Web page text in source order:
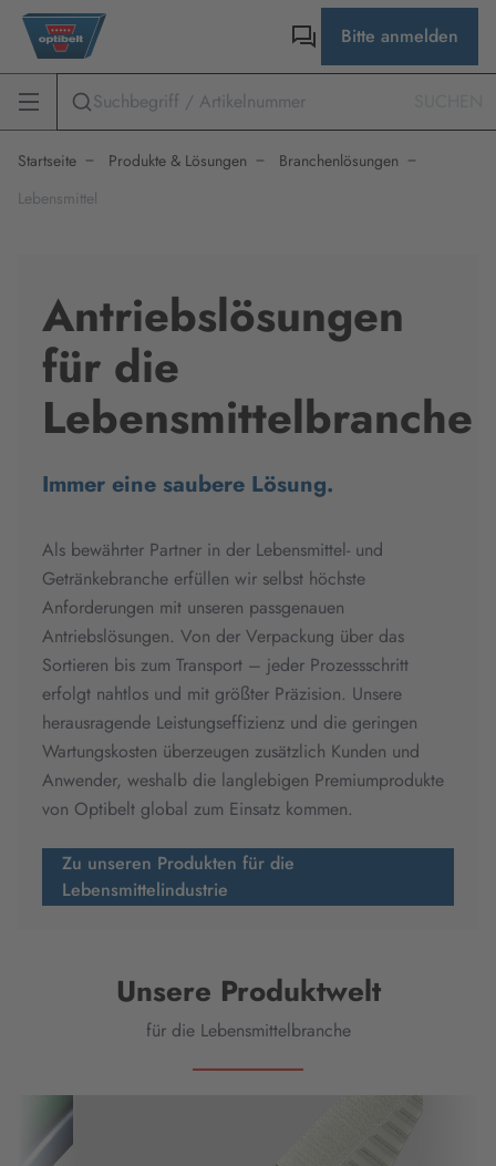
Bitte anmelden
Startseite Produkte & Lösungen
Branchenlösungen
Lebensmittel
Antriebslösungen
für die
Lebensmittelbranche
Immer eine saubere Lösung.
Als bewährter Partner in der Lebensmittel- und
Getränkebranche erfüllen wir selbst höchste
Anforderungen mit unseren passgenauen
Antriebslösungen. Von der Verpackung über das
Sortieren bis zum Transport – jeder Prozessschritt
erfolgt nahtlos und mit größter Präzision. Unsere
herausragende Leistungseffizienz und die geringen
Wartungskosten überzeugen zusätzlich Kunden und
Anwender, weshalb die langlebigen Premiumprodukte
von Optibelt global zum Einsatz kommen.
Zu unseren Produkten für die
Lebensmittelindustrie
Unsere Produktwelt
für die Lebensmittelbranche